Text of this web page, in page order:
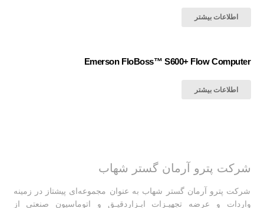
اطلاعات بیشتر
Emerson FloBoss™ S600+ Flow Computer
اطلاعات بیشتر
شرکت پترو آرمان گستر شهاب
شرکت پترو آرمان گستر شهاب به عنوان مجموعه‌ای پیشتاز در زمینه
واردات و عرضه تجهیـزات ابـزاردقیـق و اتوماسیون صنعتی از